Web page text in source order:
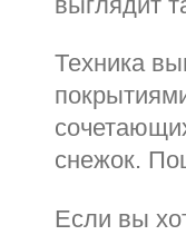
Техника
снежок.
Если вы